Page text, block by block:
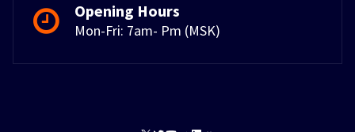
Opening Hours
Mon-Fri: 7am- Pm (MSK)
X TwitterYouTube
Telegram